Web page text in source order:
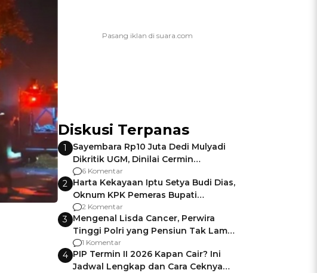
Diskusi Terpanas
1
Sayembara Rp10 Juta Dedi Mulyadi
Dikritik UGM, Dinilai Cermin
Gagalnya Negara Jamin Keamanan
6 Komentar
2 Harta Kekayaan Iptu Setya Budi Dias,
Oknum KPK Pemeras Bupati
Pemalang
2 Komentar
3 Mengenal Lisda Cancer, Perwira
Tinggi Polri yang Pensiun Tak Lama
Usai Jadi Brigjen
1 Komentar
4 PIP Termin II 2026 Kapan Cair? Ini
Jadwal Lengkap dan Cara Ceknya